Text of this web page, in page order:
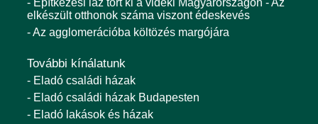
- Építkezési láz tört ki a vidéki Magyarországon - Az
elkészült otthonok száma viszont édeskevés
- Az agglomerációba költözés margójára
További kínálatunk
- Eladó családi házak
- Eladó családi házak Budapesten
- Eladó lakások és házak